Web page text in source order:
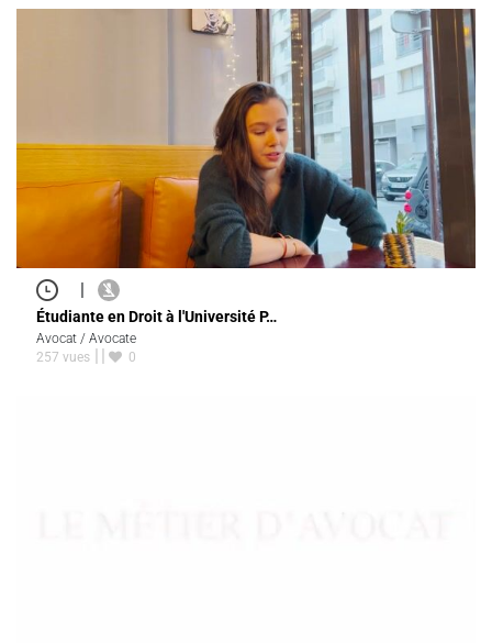
|
Étudiante en Droit à l'Université P…
Avocat / Avocate
257 vues
0